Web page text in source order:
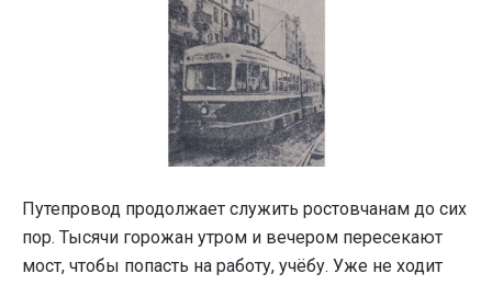
Путепровод продолжает служить ростовчанам до сих
пор. Тысячи горожан утром и вечером пересекают
мост, чтобы попасть на работу, учёбу. Уже не ходит